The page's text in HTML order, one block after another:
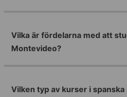
Vilka är fördelarna med att
Montevideo?
Vilken typ av kurser i spanska